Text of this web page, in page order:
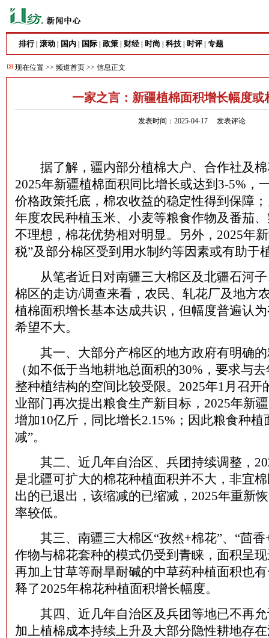
排行| 滚动 国内 国际 政策 财经| 时尚 科技 时评 专题
现在位置 >> 频道首页 >> 信息正文
一家之言：新疆植棉面积增长幅度或
发表时间：2025-04-17 发表评论
据了解，疆内部分植棉大户、合作社及棉
2025年新疆植棉面积同比增长或达到3-5%，
价格政策托底，棉农收益的稳定性得到保障
年度农民种植玉米、小麦等粮食作物及番茄
不理想，棉花优势相对明显。另外，2025年
税”及部分棉区受到用水制约等因素或有助于
从笔者近日对南疆三大棉区及北疆石河子
棉区的走访/调查来看，农民、轧花厂及地方
植棉面积增长基本达成共识，但幅度普遍认
希望不大。
其一、大部分产棉区的地方政府有明确的
（如不低于当地耕地总面积的30%，要求与
整种植结构的空间比较受限。2025年1月召开
业部门再次提出粮食生产新目标，2025年新
增加10亿斤，同比增长2.15%；因此粮食种植
减”。
其二、近几年自治区、兵团持续调整，
是北疆可扩大的棉花种植面积并不大，非宜
出的已退出，该缩减的已缩减，2025年重新
率较低。
其三、南疆三大棉区“孜然+棉花”、“茴香
作物与棉花套种的模式仍受到青睐，面积呈
再加上甘草等耐旱耐碱的中草药种植面积也
释了2025年棉花种植面积增长幅度。
其四、近几年自治区及兵团等地已不再允
加上植棉成本持续上升及大部分隐性耕地存